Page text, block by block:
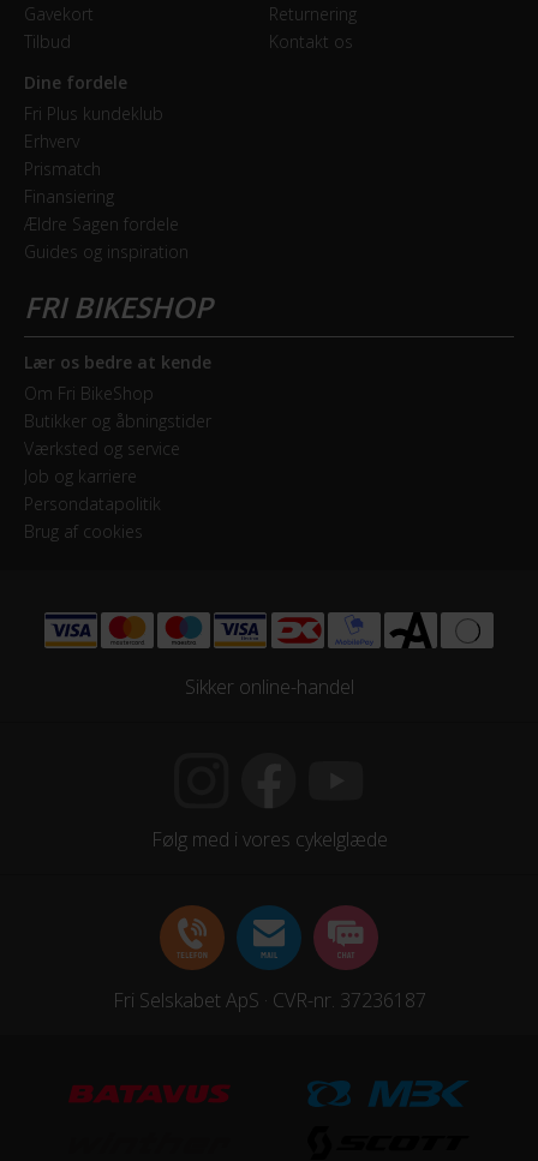
Gavekort
Tilbud
Returnering
Kontakt os
Dine fordele
Fri Plus kundeklub
Erhverv
Prismatch
Finansiering
Ældre Sagen fordele
Guides og inspiration
Lær os bedre at kende
Om Fri BikeShop
Butikker og åbningstider
Værksted og service
Job og karriere
Persondatapolitik
Brug af cookies
Sikker online-handel
Følg med i vores cykelglæde
Fri Selskabet ApS · CVR-nr. 37236187